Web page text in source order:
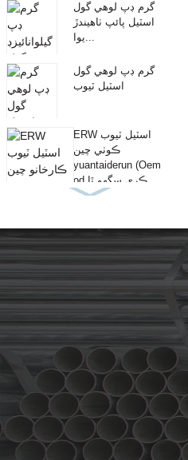
گرم ڊپ لوهي گول
اسٽيل پائپ ٺاهيندڙ
يوا...
گرم ڊپ لوهي گول
اسٽيل ٽيوب
ERW اسٽيل ٽيوب
ڪوٺي چين
yuantaiderun (Oem
od ڪري سگهو ٿا ...